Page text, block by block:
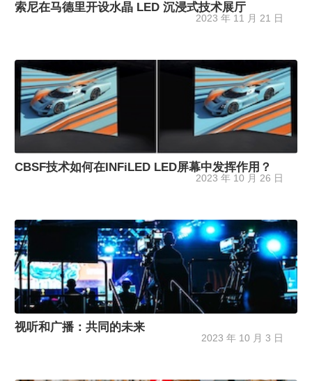
索尼在马德里开设水晶 LED 沉浸式技术展厅
2023 年 11 月 21 日
CBSF技术如何在INFiLED LED屏幕中发挥作用？
2023 年 10 月 26 日
视听和广播：共同的未来
2023 年 10 月 3 日